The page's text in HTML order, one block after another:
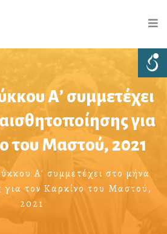
Α’ συμμετέχει
για
του Μαστού, 2021
Α' συμμετέχει στο μήνα
για τον Καρκίνο του Μαστού,
2021